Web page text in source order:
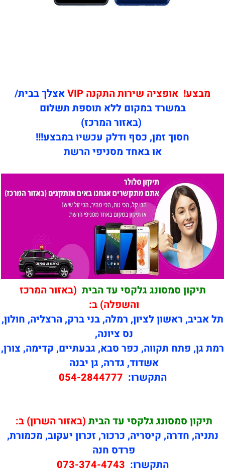
מבצע! אופציה שירות התקנה VIP
אצלך בבית/
במשרד במקום ללא תוספת תשלום
(באזור המרכז)
חסוך זמן, כסף ודלק עכשיו במבצע!!!
או באחד מסניפי הרשת
תיקון סמסונג גלקסי עד הבית (באזור המרכז
והשפלה) ב:
תל אביב, ראשון לציון, רמלה, בני ברק, הרצליה, חולון,
נס ציונה,
רמת גן, פתח תקווה, כפר סבא, גבעתיים, קדימה, צורן,
אשדוד, גדרה, גן יבנה
התקשרו: 054-2844777
תיקון סמסונג גלקסי עד הבית (באזור השרון) ב:
נתניה, חדרה, קיסריה, כרכור, זכרון יעקוב, מכמורת,
פרדס חנה
התקשרו: 073-374-4743